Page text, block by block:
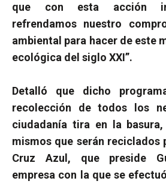
que con esta acción
refrendamos nuestro
ambiental para hacer de este
ecológica del siglo XXI”.
Detalló que dicho
recolección de todos los
ciudadanía tira en la
mismos que serán reciclados
Cruz Azul, que preside
empresa con la que se